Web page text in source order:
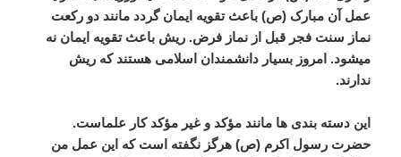
عمل آن مبارک (ص) باعث تقویه ایمان گردد مانند دو رکعت
نماز سنت فجر قبل از نماز فرض. ریش باعث تقویه ایمان نه
میشود. امروز بسیار دانشمندان اسلامی هستند که ریش
ندارند.
این دسته بندی ها مانند مؤکد و غیر مؤکد کار علماست.
حضرت رسول اکرم (ص) هرگز نگفته است که این عمل من